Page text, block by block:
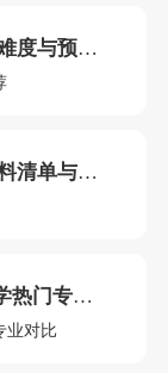
清单与审
热门专业
业对比